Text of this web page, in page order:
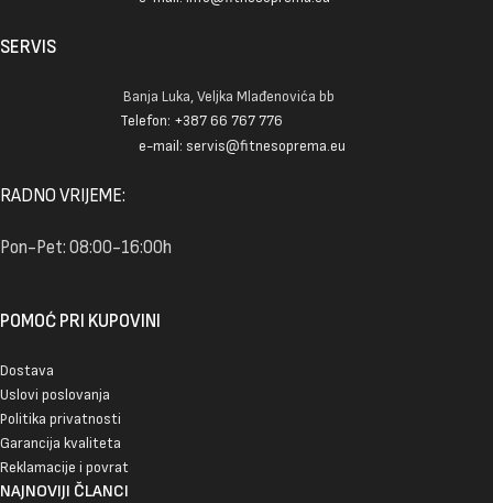
SERVIS
Banja Luka, Veljka Mlađenovića bb
Telefon: +387 66 767 776
e-mail: servis@fitnesoprema.eu
RADNO VRIJEME:
Pon-Pet: 08:00-16:00h
POMOĆ PRI KUPOVINI
Dostava
Uslovi poslovanja
Politika privatnosti
Garancija kvaliteta
Reklamacije i povrat
NAJNOVIJI ČLANCI